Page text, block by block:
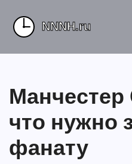
Манчестер
что нужно
фанату